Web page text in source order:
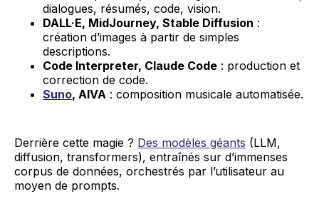
dialogues, résumés, code, vision.
DALL·E, MidJourney, Stable Diffusion :
création d’images à partir de simples
descriptions.
Code Interpreter, Claude Code : production et
correction de code.
Suno, AIVA : composition musicale automatisée.
Derrière cette magie ? Des modèles géants (LLM,
diffusion, transformers), entraînés sur d’immenses
corpus de données, orchestrés par l’utilisateur au
moyen de prompts.